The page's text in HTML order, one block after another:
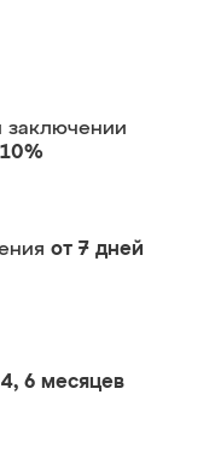
заключении
от 7 дней
6 месяцев